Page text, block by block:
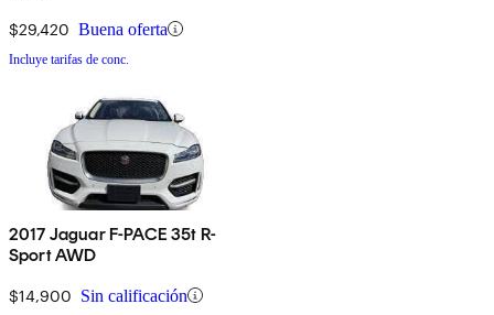
$29,420 Buena oferta
Incluye tarifas de conc.
2017 Jaguar F-PACE 35t R-
Sport AWD
$14,900 Sin calificación